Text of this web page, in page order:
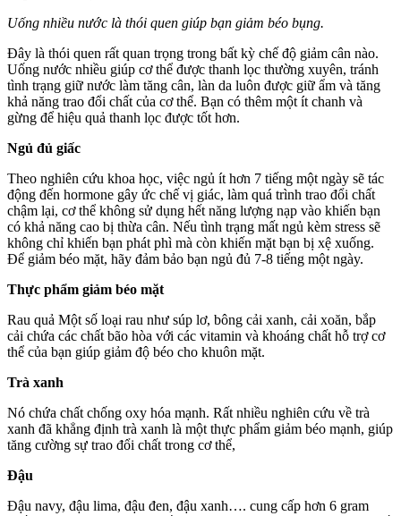
Uống nhiều nước là thói quen giúp bạn giảm béo bụng.
Đây là thói quen rất quan trọng trong bất kỳ chế độ giảm cân nào.
Uống nước nhiều giúp cơ thể được thanh lọc thường xuyên, tránh
tình trạng giữ nước làm tăng cân, làn da luôn được giữ ẩm và tăng
khả năng trao đổi chất của cơ thể. Bạn có thêm một ít chanh và
gừng để hiệu quả thanh lọc được tốt hơn.
Ngủ đủ giấc
Theo nghiên cứu khoa học, việc ngủ ít hơn 7 tiếng một ngày sẽ tác
động đến hormone gây ức chế vị giác, làm quá trình trao đổi chất
chậm lại, cơ thể không sử dụng hết năng lượng nạp vào khiến bạn
có khả năng cao bị thừa cân. Nếu tình trạng mất ngủ kèm stress sẽ
không chỉ khiến bạn phát phì mà còn khiến mặt bạn bị xệ xuống.
Để giảm béo mặt, hãy đảm bảo bạn ngủ đủ 7-8 tiếng một ngày.
Thực phẩm giảm béo mặt
Rau quả Một số loại rau như súp lơ, bông cải xanh, cải xoăn, bắp
cải chứa các chất bão hòa với các vitamin và khoáng chất hỗ trợ cơ
thể của bạn giúp giảm độ béo cho khuôn mặt.
Trà xanh
Nó chứa chất chống oxy hóa mạnh. Rất nhiều nghiên cứu về trà
xanh đã khẳng định trà xanh là một thực phẩm giảm béo mạnh, giúp
tăng cường sự trao đổi chất trong cơ thể,
Đậu
Đậu navy, đậu lima, đậu đen, đậu xanh…. cung cấp hơn 6 gram